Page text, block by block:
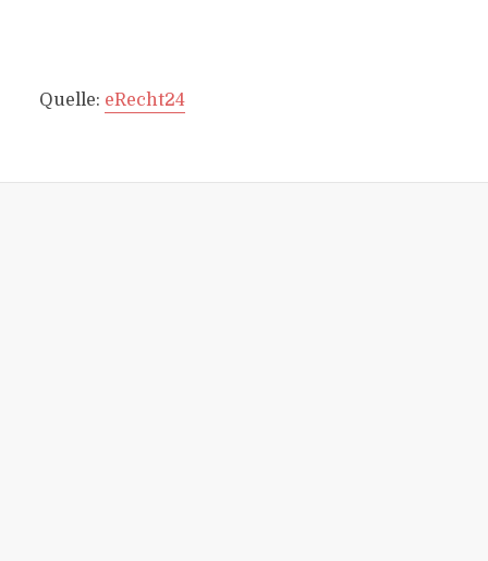
Quelle: eRecht24